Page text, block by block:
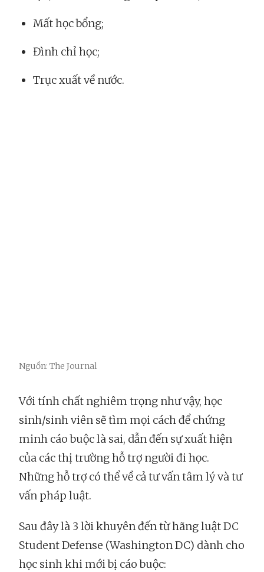
Mất học bổng;
Đình chỉ học;
Trục xuất về nước.
Nguồn: The Journal
Với tính chất nghiêm trọng như vậy, học
sinh/sinh viên sẽ tìm mọi cách để chứng
minh cáo buộc là sai, dẫn đến sự xuất hiện
của các thị trường hỗ trợ người đi học.
Những hỗ trợ có thể về cả tư vấn tâm lý và tư
vấn pháp luật.
Sau đây là 3 lời khuyên đến từ hãng luật DC
Student Defense (Washington DC) dành cho
học sinh khi mới bị cáo buộc: